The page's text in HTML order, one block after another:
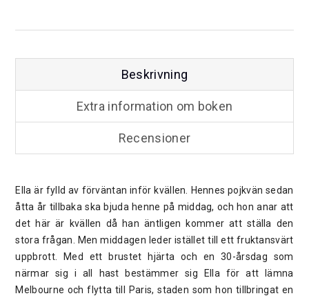
Beskrivning
Extra information om boken
Recensioner
Ella är fylld av förväntan inför kvällen. Hennes pojkvän sedan
åtta år tillbaka ska bjuda henne på middag, och hon anar att
det här är kvällen då han äntligen kommer att ställa den
stora frågan. Men middagen leder istället till ett fruktansvärt
uppbrott. Med ett brustet hjärta och en 30-årsdag som
närmar sig i all hast bestämmer sig Ella för att lämna
Melbourne och flytta till Paris, staden som hon tillbringat en